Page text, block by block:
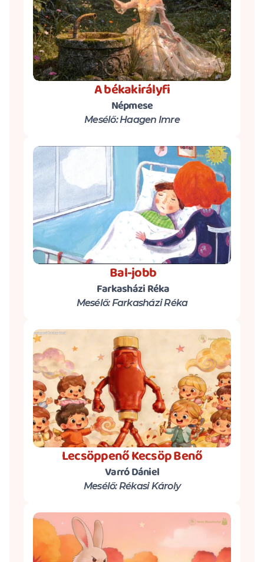
A békakirályfi
Népmese
Mesélő: Haagen Imre
Bal-jobb
Farkasházi Réka
Mesélő: Farkasházi Réka
Lecsöppenő Kecsöp Benő
Varró Dániel
Mesélő: Rékasi Károly